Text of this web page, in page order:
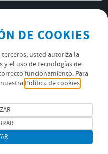
OK
DE COOKIES
usted autoriza la
y el uso de tecnologías de
funcionamiento. Para
Política de cookies